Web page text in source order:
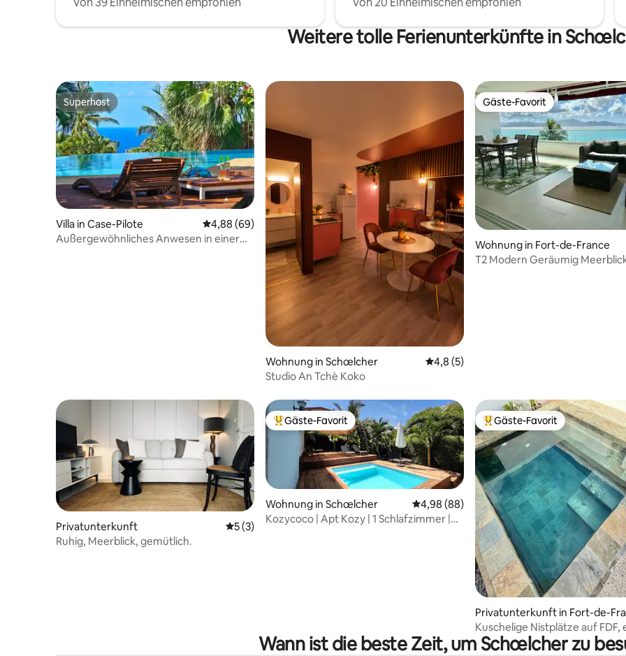
Weitere tolle Ferienunterkünfte in
Superhost
Superhost
Villa in Case-Pilote Durchschnittliche Bewertung: 4,88 von 5, 69 Bewertungen
4,88 (69)
Außergewöhnliches Anwesen in einer
Wohnung in Schœlcher Durchschnittliche Bewertung: 4,8 von 5,
4,8 (5)
Studio An Tchè Koko
Gäste-Favorit
Gäste-Favorit
Wohnung in Fort-de-France
T2 Modern Geräumig
Privatunterkunft Durchschnittliche Bewertung: 5 von 5, 3 Bewertungen
5 (3)
Ruhig, Meerblick, gemütlich.
Beliebter Gäste-Favorit.
Gäste-Favorit
Wohnung in Schœlcher Durchschnittliche Bewertung: 4,98 von 5,
4,98 (88)
Kozycoco | Apt Kozy | 1 Schlafzimmer |
Beliebter Gäste-Favorit.
Gäste-Favorit
Privatunterkunft in Fort-de-
ce
Kuschelige Nistplätze auf FDF,
Punschschale
Wann ist die beste Zeit, um Schœlcher zu